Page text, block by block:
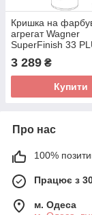
Кришка на
агрегат Wagner
SuperFinish 33
3 289 ₴
Купити
Про нас
100%
Працює з
м. Одеса